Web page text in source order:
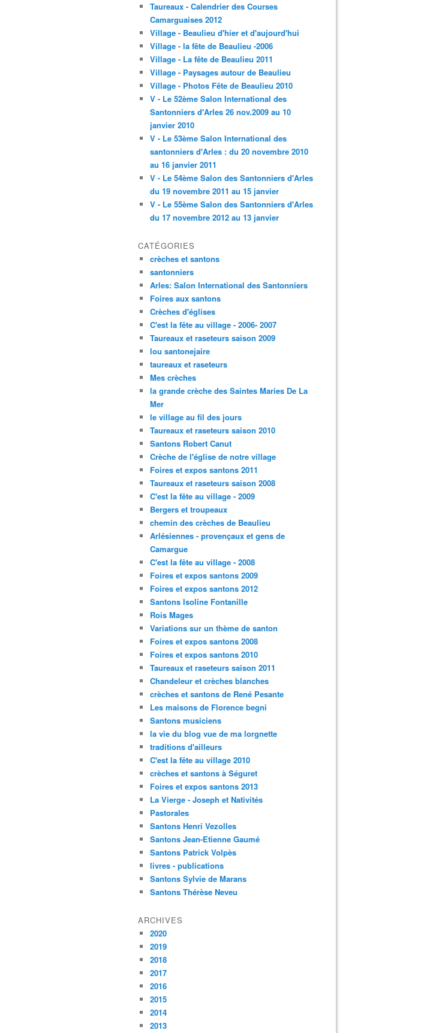
Taureaux - Calendrier des Courses
Camarguaises 2012
Village - Beaulieu d'hier et d'aujourd'hui
Village - la fête de Beaulieu -2006
Village - La fête de Beaulieu 2011
Village - Paysages autour de Beaulieu
Village - Photos Fête de Beaulieu 2010
V - Le 52ème Salon International des
Santonniers d'Arles 26 nov.2009 au 10
janvier 2010
V - Le 53ème Salon International des
santonniers d'Arles : du 20 novembre 2010
au 16 janvier 2011
V - Le 54ème Salon des Santonniers d'Arles
du 19 novembre 2011 au 15 janvier
V - Le 55ème Salon des Santonniers d'Arles
du 17 novembre 2012 au 13 janvier
CATÉGORIES
crèches et santons
santonniers
Arles: Salon International des Santonniers
Foires aux santons
Crèches d'églises
C'est la fête au village - 2006- 2007
Taureaux et raseteurs saison 2009
lou santonejaire
taureaux et raseteurs
Mes crèches
la grande crèche des Saintes Maries De La
Mer
le village au fil des jours
Taureaux et raseteurs saison 2010
Santons Robert Canut
Crèche de l'église de notre village
Foires et expos santons 2011
Taureaux et raseteurs saison 2008
C'est la fête au village - 2009
Bergers et troupeaux
chemin des crèches de Beaulieu
Arlésiennes - provençaux et gens de
Camargue
C'est la fête au village - 2008
Foires et expos santons 2009
Foires et expos santons 2012
Santons Isoline Fontanille
Rois Mages
Variations sur un thème de santon
Foires et expos santons 2008
Foires et expos santons 2010
Taureaux et raseteurs saison 2011
Chandeleur et crèches blanches
crèches et santons de René Pesante
Les maisons de Florence begni
Santons musiciens
la vie du blog vue de ma lorgnette
traditions d'ailleurs
C'est la fête au village 2010
crèches et santons à Séguret
Foires et expos santons 2013
La Vierge - Joseph et Nativités
Pastorales
Santons Henri Vezolles
Santons Jean-Etienne Gaumé
Santons Patrick Volpès
livres - publications
Santons Sylvie de Marans
Santons Thérèse Neveu
ARCHIVES
2020
2019
2018
2017
2016
2015
2014
2013